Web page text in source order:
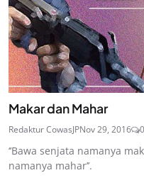
Makar dan Mahar
Redaktur CowasJPNov 29, 2016 0
‘’Bawa senjata namanya
namanya mahar’’.